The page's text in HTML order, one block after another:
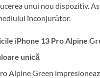
unui nou dispozitiv.
înconjurător.
iPhone 13 Pro Alpine
unică
Alpine Green